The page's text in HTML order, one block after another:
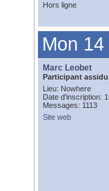
Hors ligne
Mon
Marc Leobet
Participant assidu
Lieu: Nowhere
Date d'inscription:
Messages: 1113
Site web